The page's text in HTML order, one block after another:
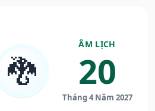
🐉
ÂM LỊCH
20
Tháng 4 Năm 2027